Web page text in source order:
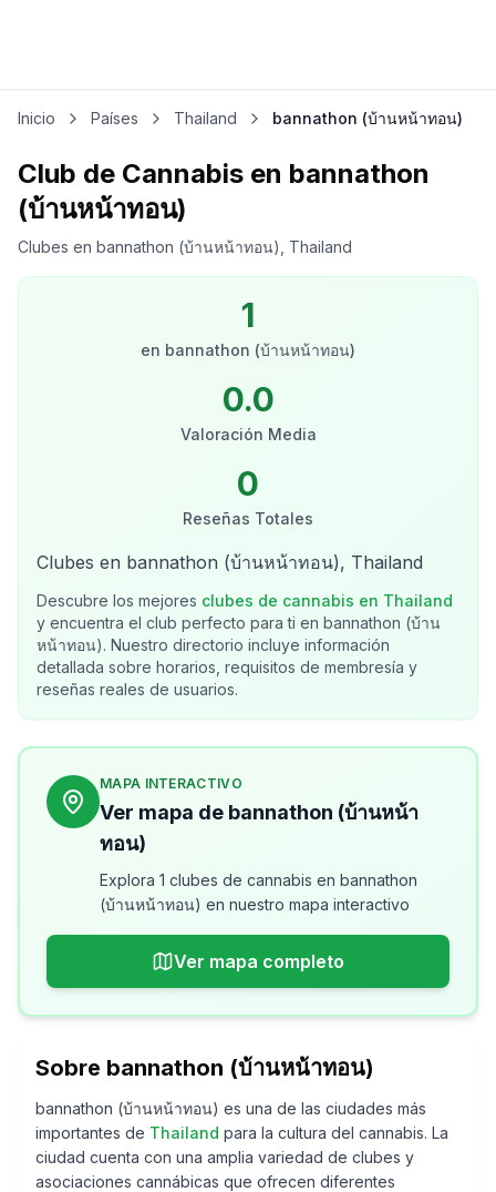
Inicio Países Thailand bannathon (บ้านหน้าทอน)
Club de Cannabis en bannathon
(บ้านหน้าทอน)
Clubes en bannathon (บ้านหน้าทอน), Thailand
1
en bannathon (บ้านหน้าทอน)
0.0
Valoración Media
0
Reseñas Totales
Clubes en bannathon (บ้านหน้าทอน), Thailand
Descubre los mejores clubes de cannabis en Thailand
y encuentra el club perfecto para ti en bannathon (บ้าน
หน้าทอน). Nuestro directorio incluye información
detallada sobre horarios, requisitos de membresía y
reseñas reales de usuarios.
MAPA INTERACTIVO
Ver mapa de bannathon (บ้านหน้า
ทอน)
Explora 1 clubes de cannabis en bannathon
(บ้านหน้าทอน) en nuestro mapa interactivo
Ver mapa completo
Sobre bannathon (บ้านหน้าทอน)
bannathon (บ้านหน้าทอน) es una de las ciudades más
importantes de Thailand para la cultura del cannabis. La
ciudad cuenta con una amplia variedad de clubes y
asociaciones cannábicas que ofrecen diferentes